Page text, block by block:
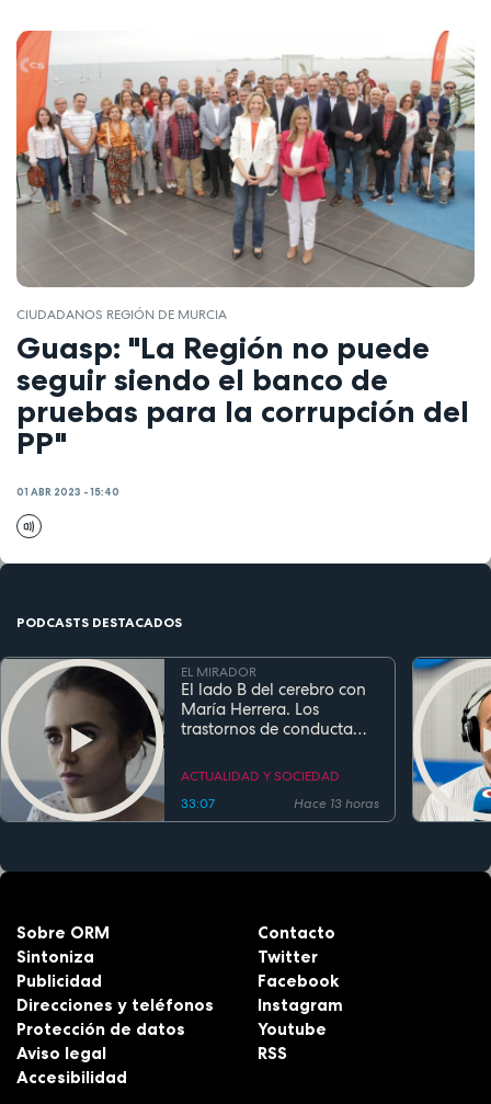
CIUDADANOS REGIÓN DE MURCIA
Guasp: "La Región no puede
seguir siendo el banco de
pruebas para la corrupción del
PP"
01 ABR 2023 - 15:40
PODCASTS DESTACADOS
EL MIRADOR
El lado B del cerebro con
María Herrera. Los
trastornos de conducta
ACTUALIDAD Y SOCIEDAD
33:07
Hace 13 horas
Sobre ORM
Sintoniza
Publicidad
Direcciones y teléfonos
Protección de datos
Aviso legal
Accesibilidad
Contacto
Twitter
Facebook
Instagram
Youtube
RSS